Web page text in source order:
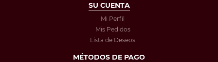
SU CUENTA
Mi Perfil
Mis Pedidos
Lista de Deseos
MÉTODOS DE PAGO